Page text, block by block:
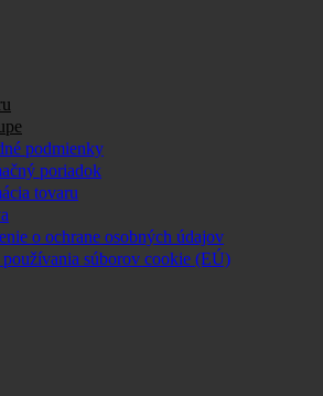
podmienky
poriadok
tovaru
o ochrane osobných údajov
používania súborov cookie (EÚ)